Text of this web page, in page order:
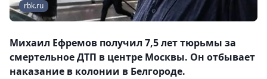
rbk.ru
Михаил Ефремов получил 7,5 лет тюрьмы за
смертельное ДТП в центре Москвы. Он отбывает
наказание в колонии в Белгороде.